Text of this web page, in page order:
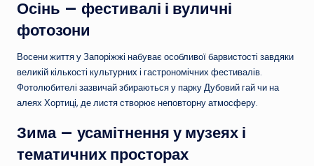
Осінь — фестивалі і вуличні
фотозони
Восени життя у Запоріжжі набуває особливої барвистості завдяки
великій кількості культурних і гастрономічних фестивалів.
Фотолюбителі зазвичай збираються у парку Дубовий гай чи на
алеях Хортиці, де листя створює неповторну атмосферу.
Зима — усамітнення у музеях і
тематичних просторах